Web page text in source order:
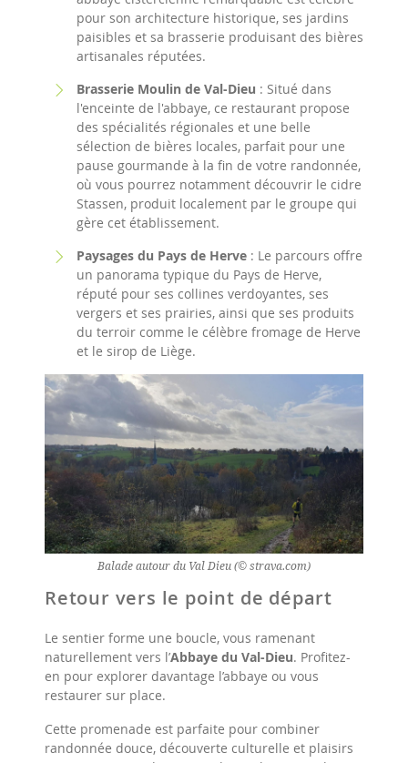
pour son architecture historique, ses jardins
paisibles et sa brasserie produisant des bières
artisanales réputées.
Brasserie Moulin de Val-Dieu : Situé dans
l'enceinte de l'abbaye, ce restaurant propose
des spécialités régionales et une belle
sélection de bières locales, parfait pour une
pause gourmande à la fin de votre randonnée,
où vous pourrez notamment découvrir le cidre
Stassen, produit localement par le groupe qui
gère cet établissement.
Paysages du Pays de Herve : Le parcours offre
un panorama typique du Pays de Herve,
réputé pour ses collines verdoyantes, ses
vergers et ses prairies, ainsi que ses produits
du terroir comme le célèbre fromage de Herve
et le sirop de Liège.
Balade autour du Val Dieu (© strava.com)
Retour vers le point de départ
Le sentier forme une boucle, vous ramenant
naturellement vers l’Abbaye du Val-Dieu. Profitez-
en pour explorer davantage l’abbaye ou vous
restaurer sur place.
Cette promenade est parfaite pour combiner
randonnée douce, découverte culturelle et plaisirs